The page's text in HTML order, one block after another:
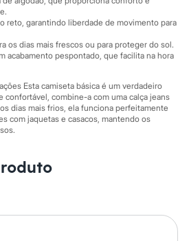
reto, garantindo liberdade de movimento para
os dias mais frescos ou para proteger do sol.
acabamento pespontado, que facilita na hora
Esta camiseta básica é um verdadeiro
confortável, combine-a com uma calça jeans
dias mais frios, ela funciona perfeitamente
com jaquetas e casacos, mantendo os